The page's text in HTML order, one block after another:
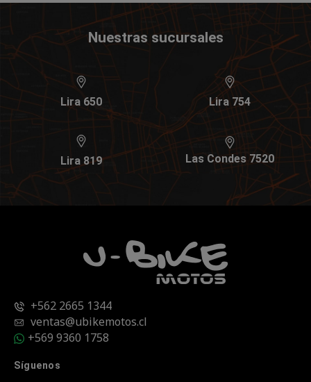
Nuestras sucursales
Lira 650 Lira 754
Lira 819 Las Condes 7520
+562 2665 1344
ventas@ubikemotos.cl
+569 9360 1758
Síguenos